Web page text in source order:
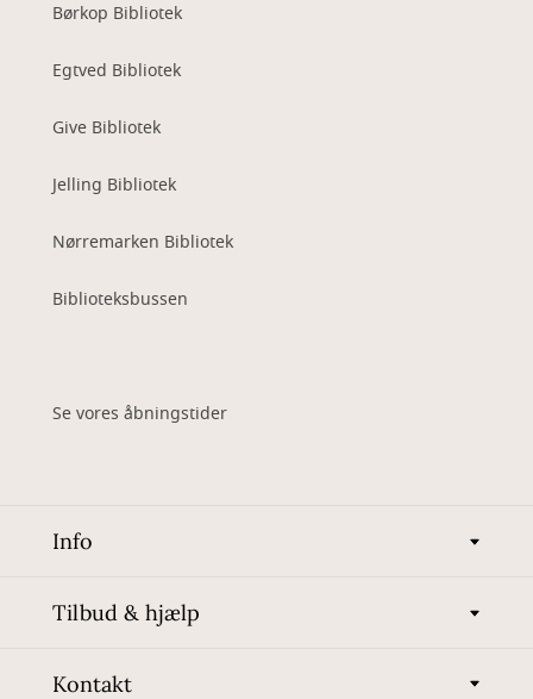
Børkop Bibliotek
Egtved Bibliotek
Give Bibliotek
Jelling Bibliotek
Nørremarken Bibliotek
Biblioteksbussen
Se vores åbningstider
Info
Tilbud & hjælp
Kontakt